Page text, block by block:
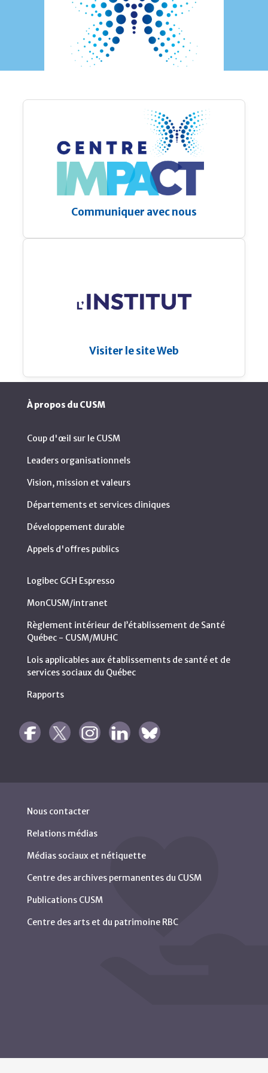
Communiquer avec nous
Visiter le site Web
À propos du CUSM
Coup d'œil sur le CUSM
Leaders organisationnels
Vision, mission et valeurs
Départements et services cliniques
Développement durable
Appels d'offres publics
Logibec GCH Espresso
MonCUSM/intranet
Règlement intérieur de l’établissement de Santé
Québec - CUSM/MUHC
Lois applicables aux établissements de santé et de
services sociaux du Québec
Rapports
Nous contacter
Relations médias
Médias sociaux et nétiquette
Centre des archives permanentes du CUSM
Publications CUSM
Centre des arts et du patrimoine RBC